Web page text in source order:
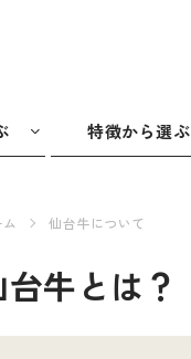
特徴から選ぶ
仙台牛について
牛とは？